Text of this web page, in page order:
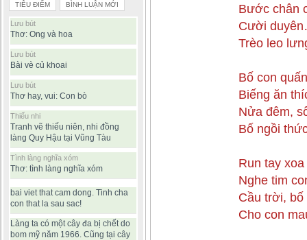
TIÊU ĐIỂM BÌNH LUẬN MỚI
Lưu bút
Thơ: Ong và hoa
Lưu bút
Bài vè củ khoai
Lưu bút
Thơ hay, vui: Con bò
Thiếu nhi
Tranh vẽ thiếu niên, nhi đồng
làng Quy Hậu tại Vũng Tàu
Tình làng nghĩa xóm
Thơ: tình làng nghĩa xóm
bai viet that cam dong. Tinh cha
con that la sau sac!
Làng ta có một cây đa bị chết do
bom mỹ năm 1966. Cũng tại cây
Bước chân
Cười
Trèo leo
Bố con
Biếng ăn
Nửa đêm,
Bố ngồi
Run tay
Nghe tim
Cầu trời,
Cho con